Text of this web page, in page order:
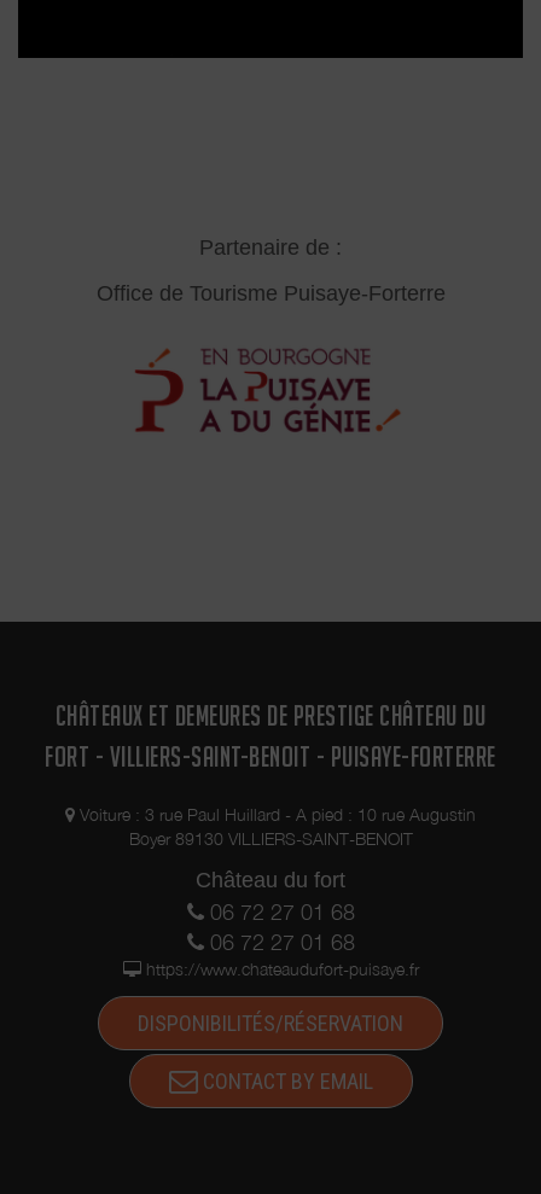
Partenaire de :
Office de Tourisme Puisaye-Forterre
CHÂTEAUX ET DEMEURES DE PRESTIGE CHÂTEAU DU
FORT - VILLIERS-SAINT-BENOIT - PUISAYE-FORTERRE
Voiture : 3 rue Paul Huillard - A pied : 10 rue Augustin
Boyer 89130 VILLIERS-SAINT-BENOIT
Château du fort
06 72 27 01 68
06 72 27 01 68
https://www.chateaudufort-puisaye.fr
DISPONIBILITÉS/RÉSERVATION
CONTACT BY EMAIL